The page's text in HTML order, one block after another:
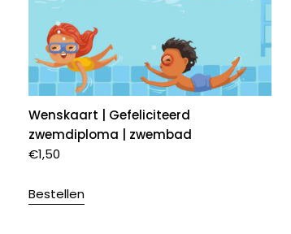
Wenskaart | Gefeliciteerd
zwemdiploma | zwembad
€1,50
Bestellen